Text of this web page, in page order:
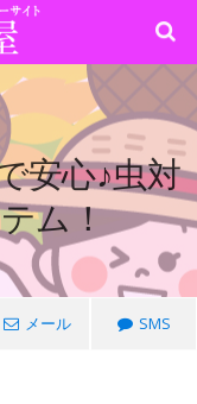
安心♪虫対
ム！
メール SMS